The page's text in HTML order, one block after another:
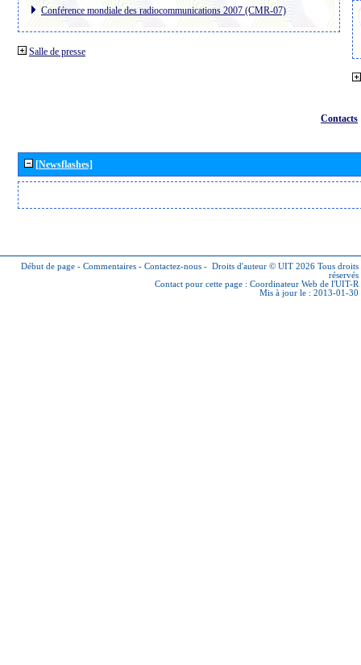
Conférence mondiale des radiocommunications 2007 (CMR-07)
Salle de presse
Contacts
[Newsflashes]
Début de page - Commentaires - Contactez-nous - Droits d'auteur © UIT 2026 Tous droits
réservés
Contact pour cette page : Coordinateur Web de l'UIT-R
Mis à jour le : 2013-01-30